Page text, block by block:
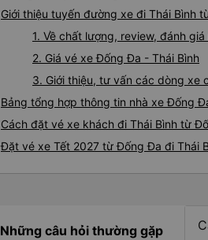
Giới thiệu tuyến đường xe đi Thái Bình
1. Về chất lượng, review, đánh
2. Giá vé xe Đống Đa - Thái Bình
3. Giới thiệu, tư vấn các dòng xe
Bảng tổng hợp thông tin nhà xe Đống
Cách đặt vé xe khách đi Thái Bình từ
Đặt vé xe Tết 2027 từ Đống Đa đi Thái
Những câu hỏi thường gặp